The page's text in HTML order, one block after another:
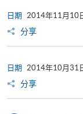
日期 2014年11月10
分享
日期 2014年10月31
分享